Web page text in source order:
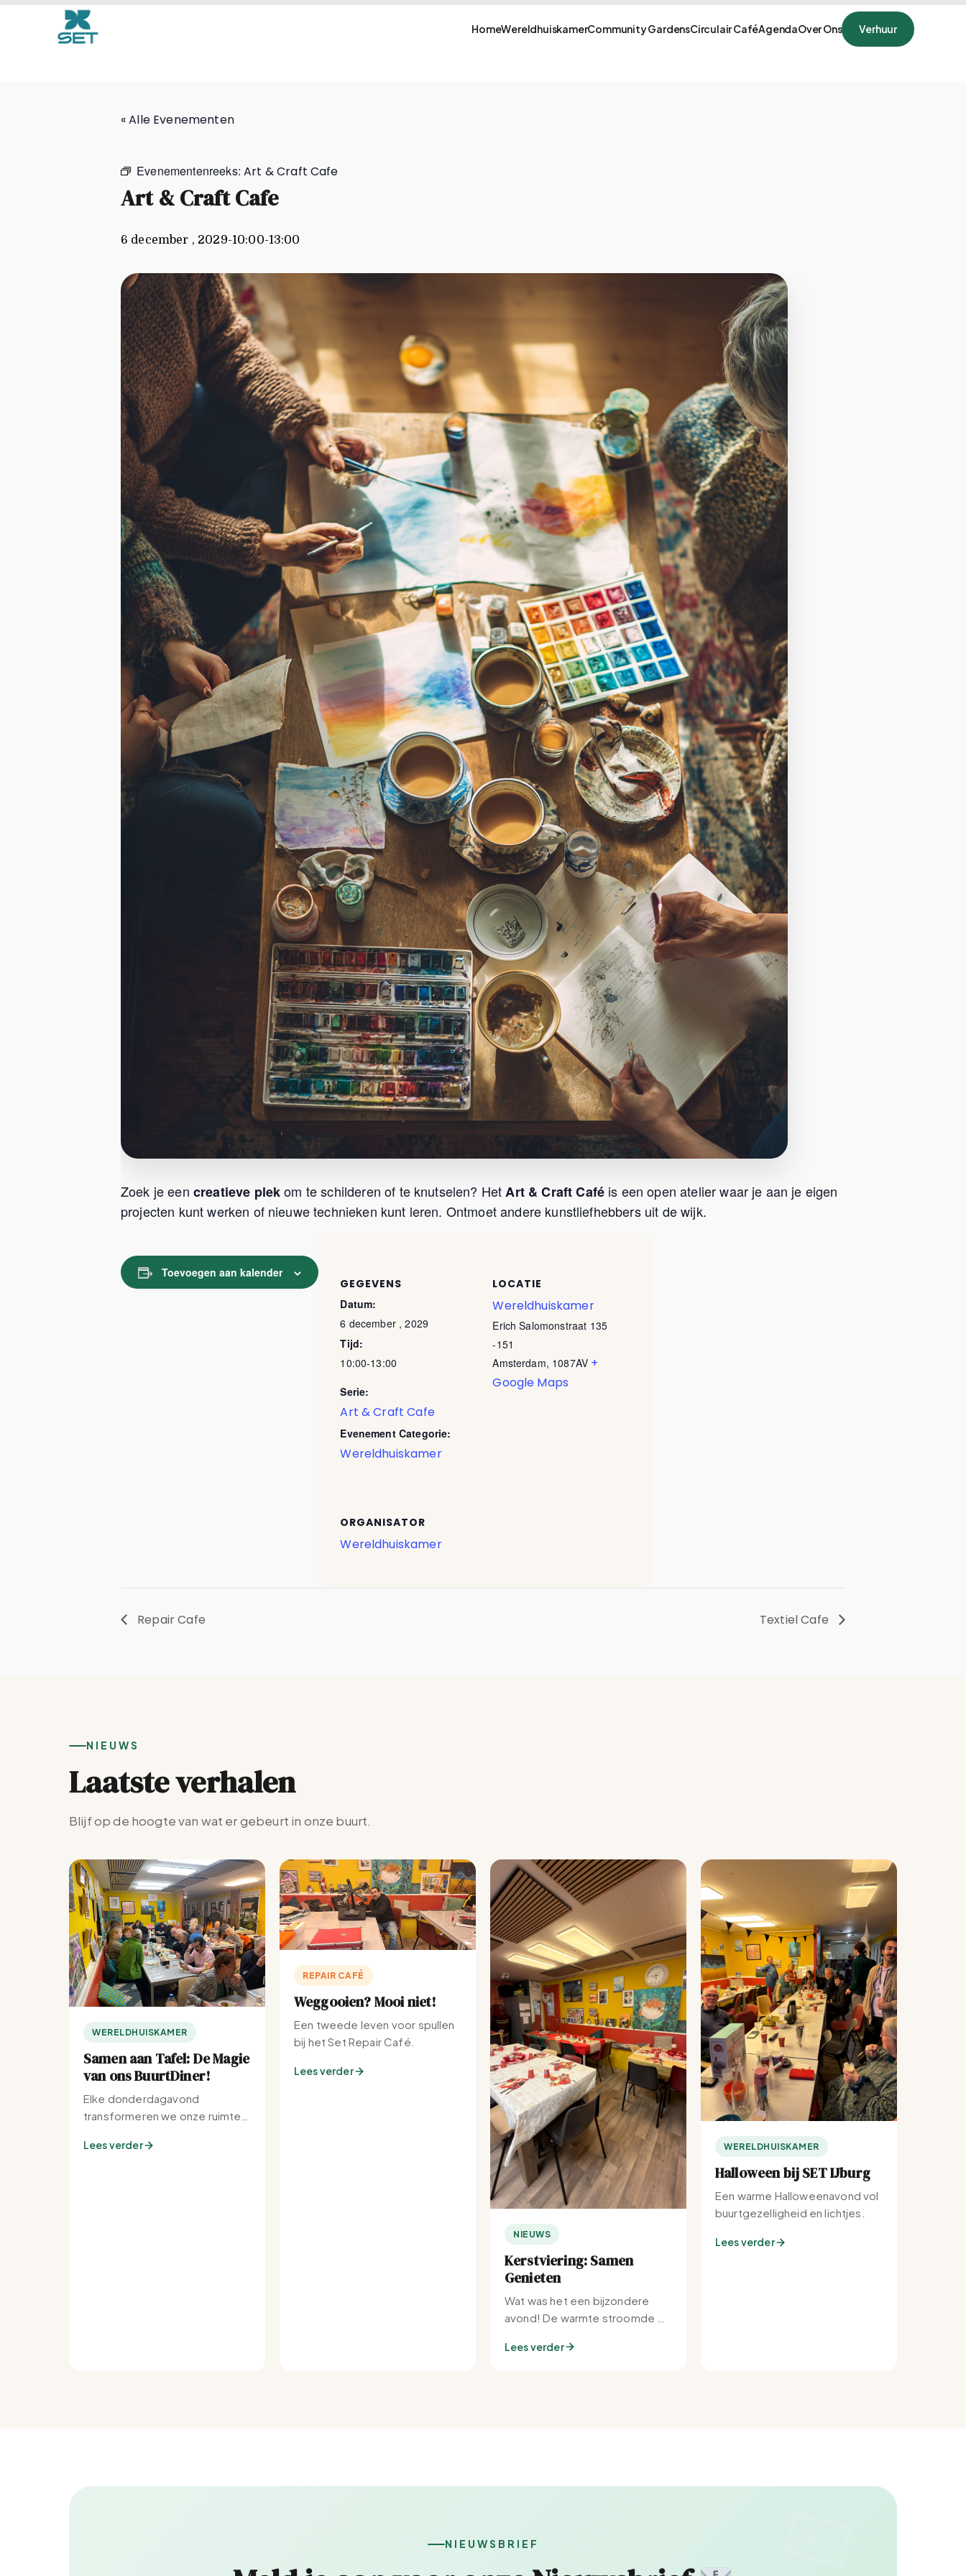
HomeWereldhuiskamerCommunity GardensCirculair CaféAgendaOver Ons Verhuur
Art & Craft Cafe
« Alle Evenementen
Evenementenreeks:Art & Craft Cafe
Art & Craft Cafe
6 december , 2029-10:00-13:00
Zoek je een creatieve plekom te schilderen of te knutselen? Het Art & Craft Caféis een open atelier waar je aan je eigen
projecten kunt werken of nieuwe technieken kunt leren. Ontmoet andere kunstliefhebbers uit de wijk.
Toevoegen aan kalender
GEGEVENS
Datum:
6 december , 2029
Tijd:
10:00-13:00
Serie:
Art & Craft Cafe
Evenement Categorie:
Wereldhuiskamer
LOCATIE
Wereldhuiskamer
Erich Salomonstraat 135
-151
Amsterdam, 1087AV +
Google Maps
ORGANISATOR
Wereldhuiskamer
Repair Cafe Textiel Cafe
NIEUWS
Laatste verhalen
Blijf op de hoogte van wat er gebeurt in onze buurt.
WERELDHUISKAMER
Samen aan Tafel: De Magie
van ons BuurtDiner!
Elke donderdagavond
transformeren we onze ruimte
buurt.
Lees verder
REPAIR CAFÉ
Weggooien? Mooi niet!
Een tweede leven voor spullen
bij het Set Repair Café.
Lees verder
NIEUWS
Kerstviering: Samen
Genieten
Wat was het een bijzondere
avond! De warmte stroomde bij
Lees verder
WERELDHUISKAMER
Halloween bij SET IJburg
Een warme Halloweenavond vol
buurtgezelligheid en lichtjes.
Lees verder
NIEUWSBRIEF